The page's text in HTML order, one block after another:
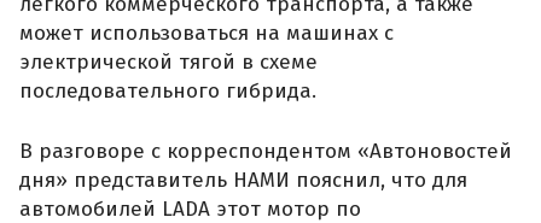
может использоваться на машинах с
электрической тягой в схеме
последовательного гибрида.
В разговоре с корреспондентом «Автоновостей
дня» представитель НАМИ пояснил, что для
автомобилей LADA этот мотор по